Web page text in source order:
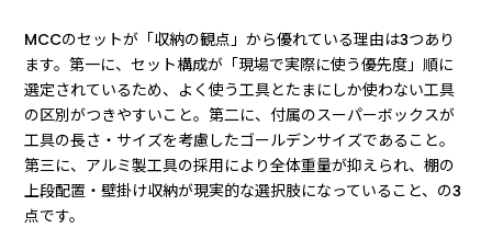
MCCのセットが「収納の観点」から優れている理由は3つあり
ます。第一に、セット構成が「現場で実際に使う優先度」順に
選定されているため、よく使う工具とたまにしか使わない工具
の区別がつきやすいこと。第二に、付属のスーパーボックスが
工具の長さ・サイズを考慮したゴールデンサイズであること。
第三に、アルミ製工具の採用により全体重量が抑えられ、棚の
上段配置・壁掛け収納が現実的な選択肢になっていること、の3
点です。